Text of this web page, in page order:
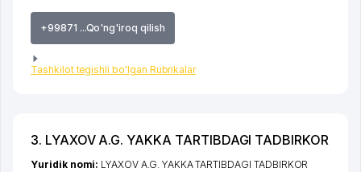
+99871 ...Qo'ng'iroq qilish
Tashkilot tegishli bo'lgan Rubrikalar
3. LYAXOV A.G. YAKKA TARTIBDAGI TADBIRKOR
Yuridik nomi: LYAXOV A.G. YAKKA TARTIBDAGI TADBIRKOR